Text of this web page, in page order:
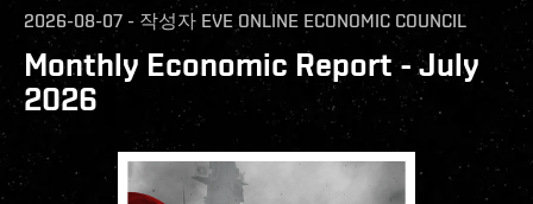
2026-08-07 - 작성자 EVE ONLINE ECONOMIC COUNCIL
Monthly Economic Report - July
2026